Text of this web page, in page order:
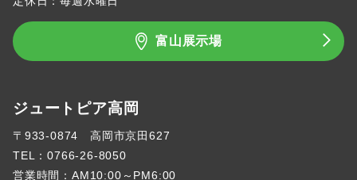
富山展示場
ジュートピア高岡
〒933-0874 高岡市京田627
TEL：0766-26-8050
営業時間：AM10:00～PM6:00